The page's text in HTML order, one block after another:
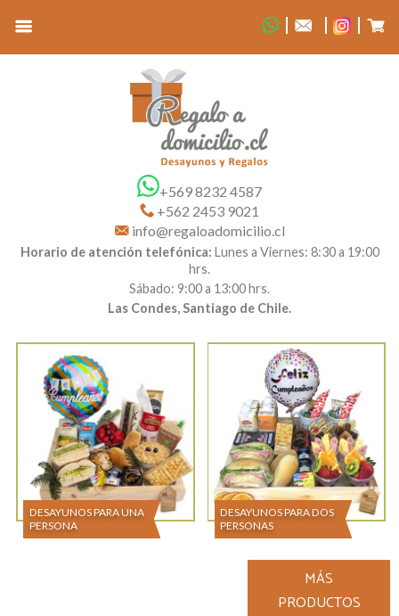
+569 8232 4587
+562 2453 9021
info@regaloadomicilio.cl
Horario de atención telefónica: Lunes a Viernes: 8:30 a 19:00
hrs.
Sábado: 9:00 a 13:00 hrs.
Las Condes, Santiago de Chile.
DESAYUNOS PARA UNA
PERSONA
DESAYUNOS PARA DOS
PERSONAS
MÁS
PRODUCTOS